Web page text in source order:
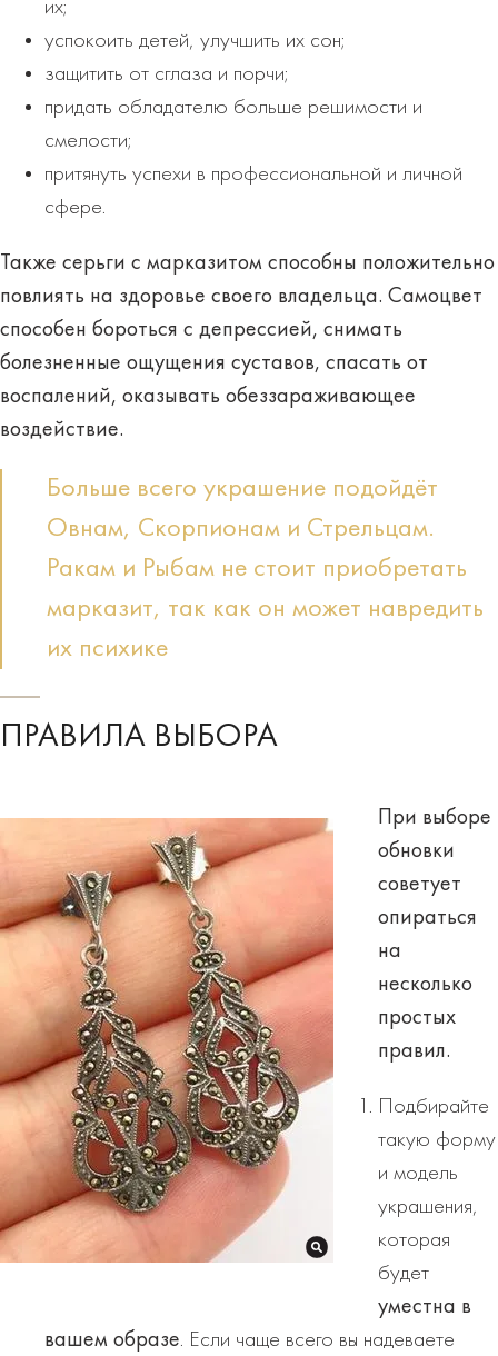
их;
успокоить детей, улучшить их сон;
защитить от сглаза и порчи;
придать обладателю больше решимости и
смелости;
притянуть успехи в профессиональной и личной
сфере.
Также серьги с марказитом способны положительно
повлиять на здоровье своего владельца. Самоцвет
способен бороться с депрессией, снимать
болезненные ощущения суставов, спасать от
воспалений, оказывать обеззараживающее
воздействие.
Больше всего украшение подойдёт
Овнам, Скорпионам и Стрельцам.
Ракам и Рыбам не стоит приобретать
марказит, так как он может навредить
их психике
ПРАВИЛА ВЫБОРА
При выборе
обновки
советует
опираться
на
несколько
простых
правил.
Подбирайте
такую форму
и модель
украшения,
которая
будет
уместна в
вашем образе. Если чаще всего вы надеваете